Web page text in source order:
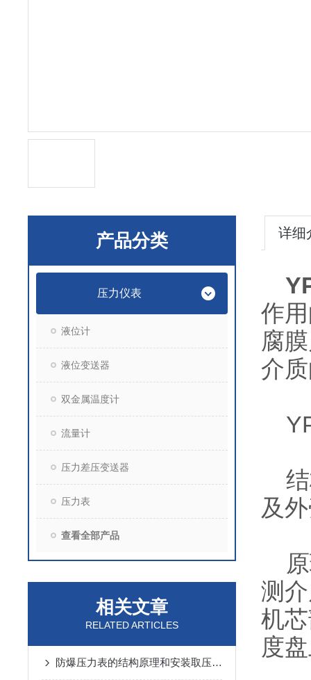
产品分类
压力仪表
液位计
液位变送器
双金属温度计
流量计
压力差压变送器
压力表
查看全部产品
相关文章
RELATED ARTICLES
防爆压力表的结构原理和安装取压点的选取
详细
作
腐
介
结
及
原
测
机
度